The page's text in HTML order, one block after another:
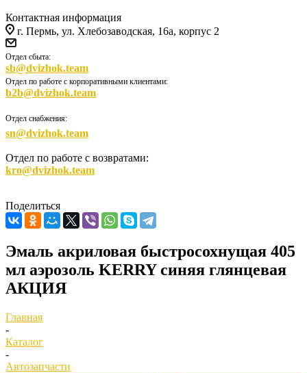
Контактная информация
г. Пермь, ул. Хлебозаводская, 16а, корпус 2
Отдел сбыта:
sb@dvizhok.team
Отдел по работе с корпоративными клиентами:
b2b@dvizhok.team
Отдел снабжения:
sn@dvizhok.team
Отдел по работе с возвратами:
kro@dvizhok.team
Поделиться
Эмаль акриловая быстросохнущая 405
мл аэрозоль KERRY синяя глянцевая
АКЦИЯ
Главная
-
Каталог
-
Автозапчасти